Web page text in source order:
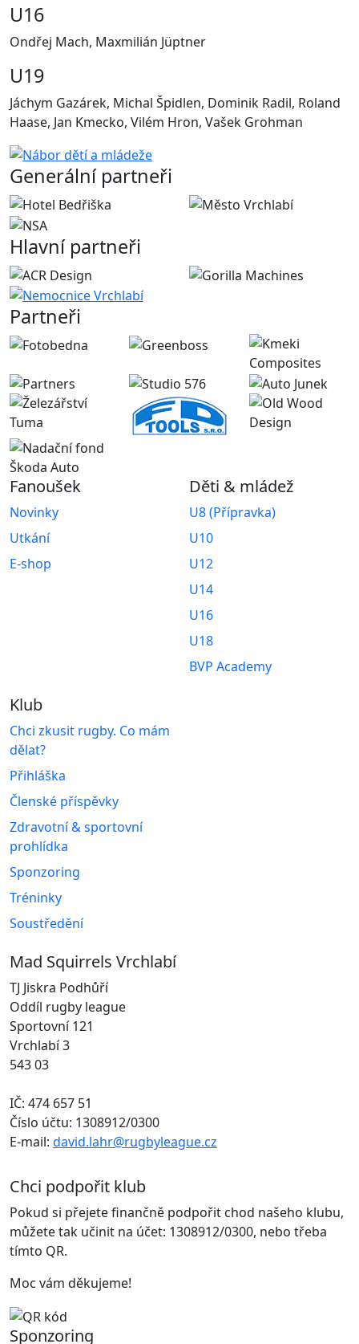
U16
Ondřej Mach, Maxmilián Jüptner
U19
Jáchym Gazárek, Michal Špidlen, Dominik Radil, Roland
Haase, Jan Kmecko, Vilém Hron, Vašek Grohman
Generální partneři
Hlavní partneři
Partneři
Fanoušek
Novinky
Utkání
E-shop
Děti & mládež
U8 (Přípravka)
U10
U12
U14
U16
U18
BVP Academy
Klub
Chci zkusit rugby. Co mám
dělat?
Přihláška
Členské příspěvky
Zdravotní & sportovní
prohlídka
Sponzoring
Tréninky
Soustředění
Mad Squirrels Vrchlabí
TJ Jiskra Podhůří
Oddíl rugby league
Sportovní 121
Vrchlabí 3
543 03
IČ: 474 657 51
Číslo účtu: 1308912/0300
E-mail: david.lahr@rugbyleague.cz
Chci podpořit klub
Pokud si přejete finančně podpořit chod našeho klubu,
můžete tak učinit na účet: 1308912/0300, nebo třeba
tímto QR.
Moc vám děkujeme!
Sponzoring